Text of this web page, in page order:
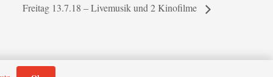
Freitag 13.7.18 – Livemusik und 2 Kinofilme